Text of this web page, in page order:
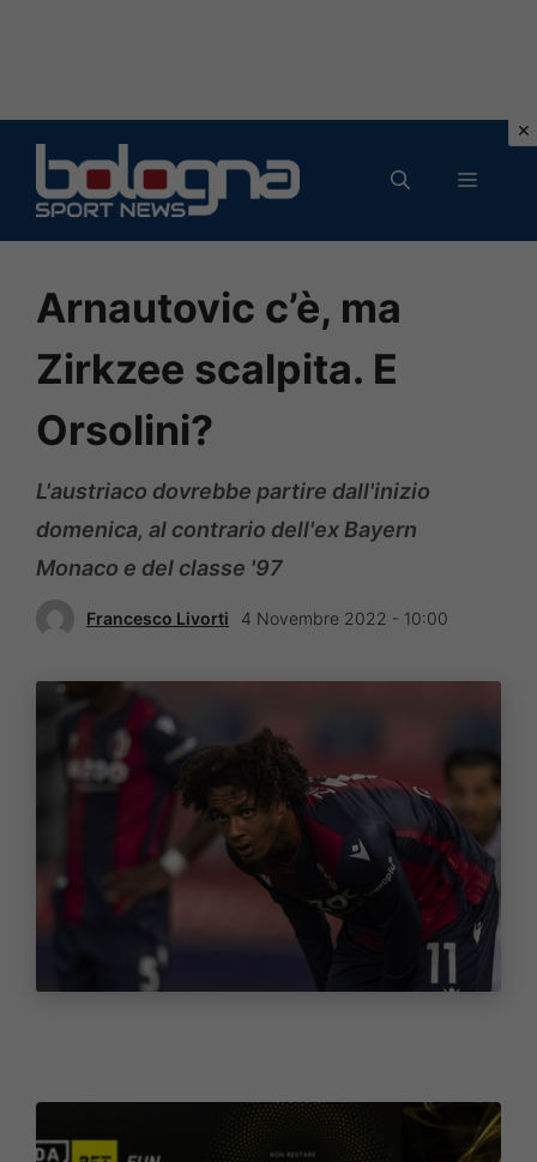
contenuto
MENU
Arnautovic c’è, ma
Zirkzee scalpita. E
Orsolini?
L'austriaco dovrebbe partire dall'inizio
domenica, al contrario dell'ex Bayern
Monaco e del classe '97
Francesco Livorti 4 Novembre 2022 - 10:00